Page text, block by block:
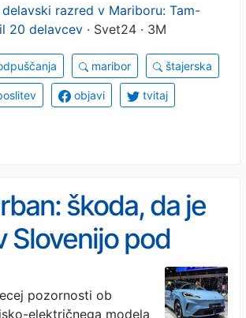
razred v Mariboru: Tam-
20 delavcev · Svet24 · 3M
maribor štajerska
objavi tvitaj
škoda, da je
Slovenijo pod
pozornosti ob
električnega modela